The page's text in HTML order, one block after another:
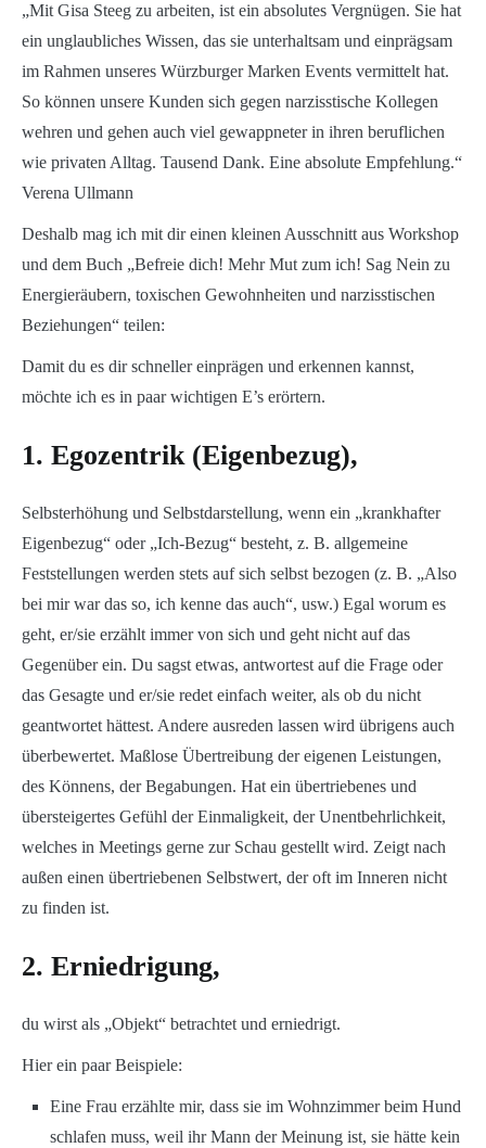
„Mit Gisa Steeg zu arbeiten, ist ein absolutes Vergnügen. Sie hat
ein unglaubliches Wissen, das sie unterhaltsam und einprägsam
im Rahmen unseres Würzburger Marken Events vermittelt hat.
So können unsere Kunden sich gegen narzisstische Kollegen
wehren und gehen auch viel gewappneter in ihren beruflichen
wie privaten Alltag. Tausend Dank. Eine absolute Empfehlung.“
Verena Ullmann
Deshalb mag ich mit dir einen kleinen Ausschnitt aus Workshop
und dem Buch „Befreie dich! Mehr Mut zum ich! Sag Nein zu
Energieräubern, toxischen Gewohnheiten und narzisstischen
Beziehungen“ teilen:
Damit du es dir schneller einprägen und erkennen kannst,
möchte ich es in paar wichtigen E’s erörtern.
1. Egozentrik (Eigenbezug),
Selbsterhöhung und Selbstdarstellung, wenn ein „krankhafter
Eigenbezug“ oder „Ich-Bezug“ besteht, z. B. allgemeine
Feststellungen werden stets auf sich selbst bezogen (z. B. „Also
bei mir war das so, ich kenne das auch“, usw.) Egal worum es
geht, er/sie erzählt immer von sich und geht nicht auf das
Gegenüber ein. Du sagst etwas, antwortest auf die Frage oder
das Gesagte und er/sie redet einfach weiter, als ob du nicht
geantwortet hättest. Andere ausreden lassen wird übrigens auch
überbewertet. Maßlose Übertreibung der eigenen Leistungen,
des Könnens, der Begabungen. Hat ein übertriebenes und
übersteigertes Gefühl der Einmaligkeit, der Unentbehrlichkeit,
welches in Meetings gerne zur Schau gestellt wird. Zeigt nach
außen einen übertriebenen Selbstwert, der oft im Inneren nicht
zu finden ist.
2. Erniedrigung,
du wirst als „Objekt“ betrachtet und erniedrigt.
Hier ein paar Beispiele:
Eine Frau erzählte mir, dass sie im Wohnzimmer beim Hund
schlafen muss, weil ihr Mann der Meinung ist, sie hätte kein